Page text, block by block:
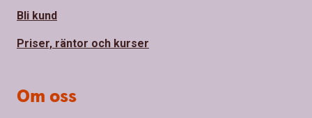
Bli kund
Priser, räntor och kurser
Om oss